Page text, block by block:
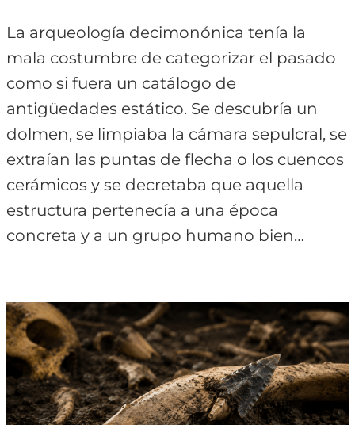
La arqueología decimonónica tenía la
mala costumbre de categorizar el pasado
como si fuera un catálogo de
antigüedades estático. Se descubría un
dolmen, se limpiaba la cámara sepulcral, se
extraían las puntas de flecha o los cuencos
cerámicos y se decretaba que aquella
estructura pertenecía a una época
concreta y a un grupo humano bien…